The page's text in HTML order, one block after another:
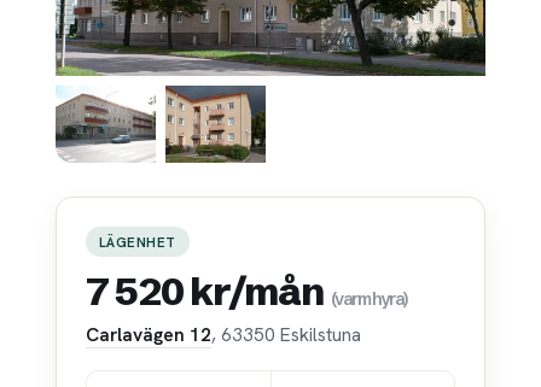
LÄGENHET
7 520 kr/mån (varmhyra)
Carlavägen 12, 63350 Eskilstuna